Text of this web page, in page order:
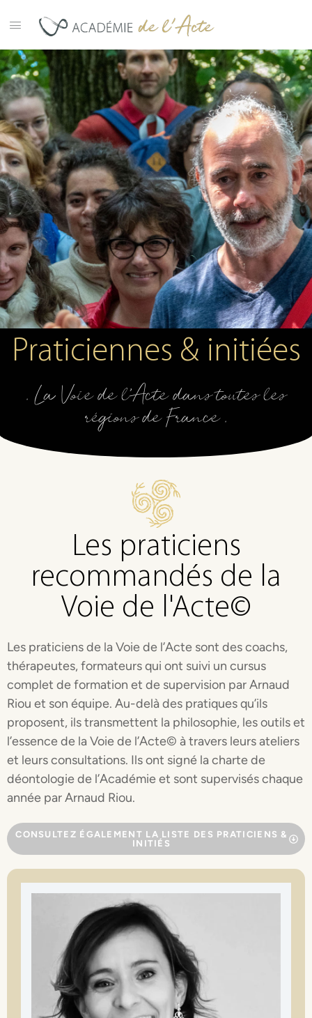
Praticiennes & initiées
. La Voie de l'Acte dans toutes les
régions de France .
Les praticiens
recommandés de la
Voie de l'Acte©
Les praticiens de la Voie de l’Acte sont des coachs,
thérapeutes, formateurs qui ont suivi un cursus
complet de formation et de supervision par Arnaud
Riou et son équipe. Au-delà des pratiques qu’ils
proposent, ils transmettent la philosophie, les outils et
l’essence de la Voie de l’Acte© à travers leurs ateliers
et leurs consultations. Ils ont signé la charte de
déontologie de l’Académie et sont supervisés chaque
année par Arnaud Riou.
CONSULTEZ ÉGALEMENT LA LISTE DES PRATICIENS &
INITIÉS